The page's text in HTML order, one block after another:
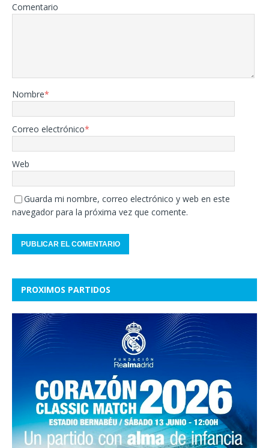
Comentario
Nombre*
Correo electrónico*
Web
Guarda mi nombre, correo electrónico y web en este
navegador para la próxima vez que comente.
PROXIMOS PARTIDOS